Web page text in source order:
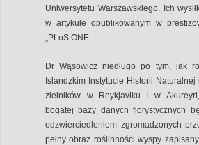
Uniwersytetu Warszawskiego. Ich
w artykule opublikowanym w
„PLoS ONE.
Dr Wąsowicz niedługo po tym, jak
Islandzkim Instytucie Historii Naturalnej
zielników w Reykjaviku i w
bogatej bazy danych florystycznych
odzwierciedleniem zgromadzonych
pełny obraz roślinności wyspy